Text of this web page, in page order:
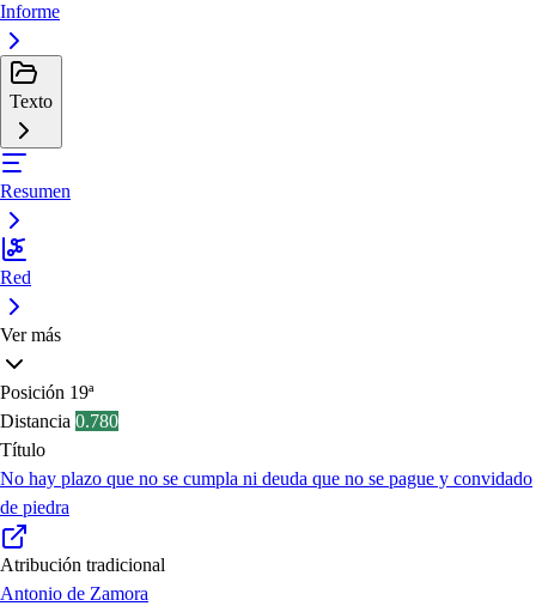
Informe
Texto
Resumen
Red
Ver más
Posición 19ª
Distancia 0.780
Título
No hay plazo que no se cumpla ni deuda que no se pague y convidado
de piedra
Atribución tradicional
Antonio de Zamora